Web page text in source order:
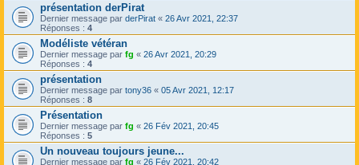
présentation derPirat
Dernier message par derPirat « 26 Avr 2021, 22:37
Réponses : 4
Modéliste vétéran
Dernier message par fg « 26 Avr 2021, 20:29
Réponses : 4
présentation
Dernier message par tony36 « 05 Avr 2021, 12:17
Réponses : 8
Présentation
Dernier message par fg « 26 Fév 2021, 20:45
Réponses : 5
Un nouveau toujours jeune...
Dernier message par fg « 26 Fév 2021, 20:42